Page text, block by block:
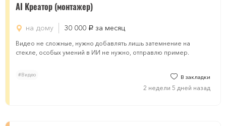
AI Креатор (монтажер)
на дому 30 000 руб. за месяц
Видео не сложные, нужно добавлять лишь затемнение на
стекле, особых умений в ИИ не нужно, отправлю пример.
#Видео В закладки
2 недели 5 дней назад